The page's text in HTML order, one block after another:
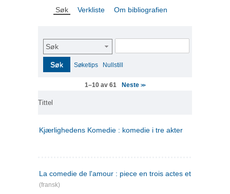
Søk Verkliste Om bibliografien
Søk
Søk Søketips Nullstill
1–10 av 61 Neste>>
Tittel
Kjærlighedens Komedie : komedie i tre akter
La comedie de l'amour : piece en trois actes et en vers
(fransk)